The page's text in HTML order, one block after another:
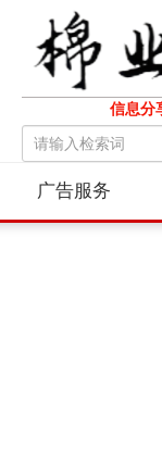
信息分
广告服务